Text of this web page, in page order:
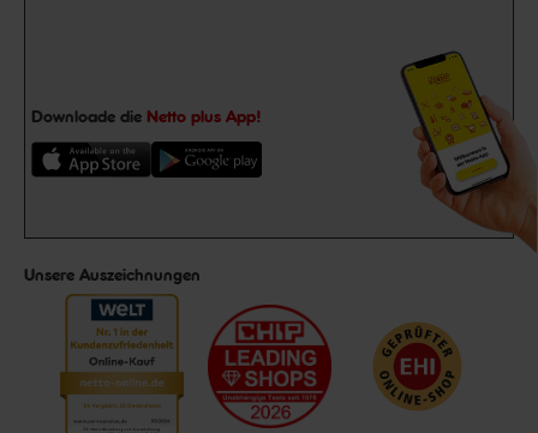
Downloade die Netto plus App!
Unsere Auszeichnungen